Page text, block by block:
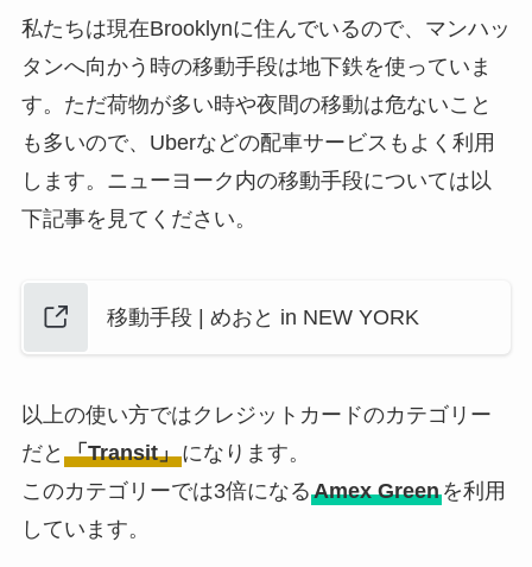
私たちは現在Brooklynに住んでいるので、マンハッ
タンへ向かう時の移動手段は地下鉄を使っていま
す。ただ荷物が多い時や夜間の移動は危ないこと
も多いので、Uberなどの配車サービスもよく利用
します。ニューヨーク内の移動手段については以
下記事を見てください。
移動手段 | めおと in NEW YORK
以上の使い方ではクレジットカードのカテゴリー
だと 「Transit」になります。
このカテゴリーでは3倍になるAmex Greenを利用
しています。